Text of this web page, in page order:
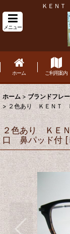
ＫＥＮ
メニュー
ホーム ご利用案内
ホーム > ブランドフレ
> ２色あり ＫＥＮ
２色あり Ｋ
口 鼻パッド付 [